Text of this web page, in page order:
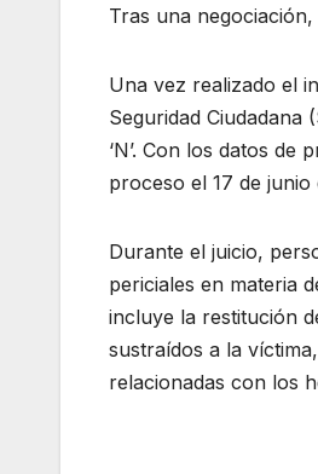
Tras una
Una vez realizado el
Seguridad
‘N’. Con los datos
proceso el 17 de junio
Durante el juicio,
periciales en materia
incluye la restitución
sustraídos a la
relacionadas con los